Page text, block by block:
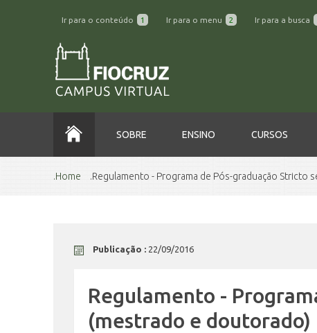
Ir para o conteúdo 1 Ir para o menu 2 Ir para a busca
SOBRE ENSINO CURSOS
Home Regulamento - Programa de Pós-graduação Stricto
Publicação : 22/09/2016
Regulamento -
(mestrado e doutorado)